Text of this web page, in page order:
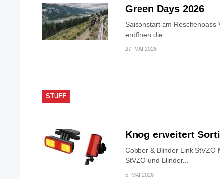
Green Days 2026
Saisonstart am Reschenpass
eröffnen die...
27. MAI 2026
STUFF
Knog erweitert
Cobber & Blinder Link StVZO
StVZO und Blinder...
5. MAI 2026